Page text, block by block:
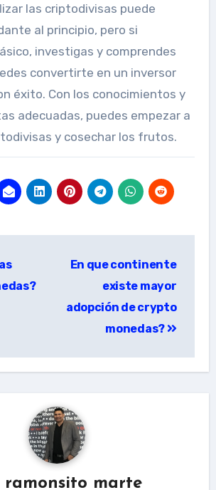
las criptodivisas puede
al principio, pero si
investigas y comprendes
convertirte en un inversor
éxito. Con los conocimientos y
adecuadas, puedes empezar a
y cosechar los frutos.
En que continente
existe mayor
adopción de crypto
monedas?
ramonsito marte